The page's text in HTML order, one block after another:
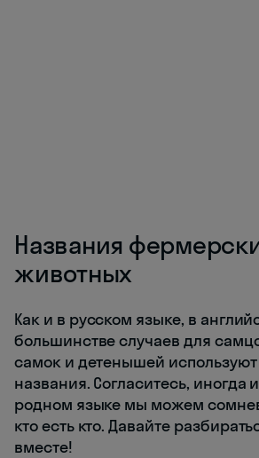
Названия
животных
Как и в русском языке, в
большинстве случаев для
самок и детенышей
названия. Согласитесь, иногда
родном языке мы можем
кто есть кто. Давайте
вместе!